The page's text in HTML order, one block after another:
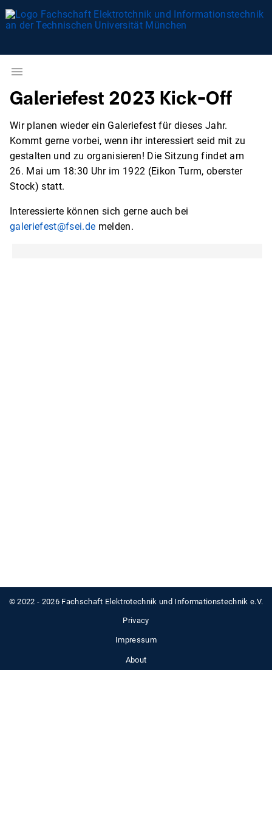
Galeriefest 2023 Kick-Off
Wir planen wieder ein Galeriefest für dieses Jahr.
Kommt gerne vorbei, wenn ihr interessiert seid mit zu
gestalten und zu organisieren! Die Sitzung findet am
26. Mai um 18:30 Uhr im 1922 (Eikon Turm, oberster
Stock) statt.
Interessierte können sich gerne auch bei
galeriefest@fsei.de melden.
© 2022 - 2026 Fachschaft Elektrotechnik und Informationstechnik e.V.
Privacy
Impressum
About